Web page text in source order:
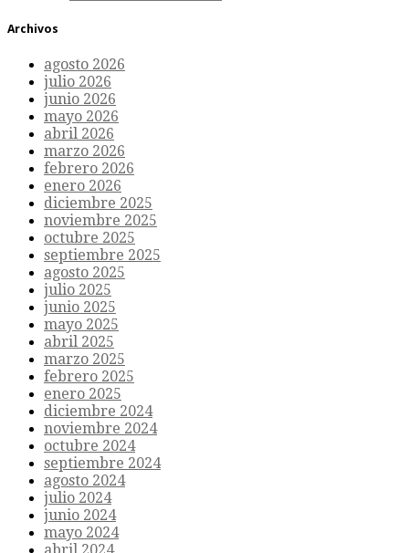
Archivos
agosto 2026
julio 2026
junio 2026
mayo 2026
abril 2026
marzo 2026
febrero 2026
enero 2026
diciembre 2025
noviembre 2025
octubre 2025
septiembre 2025
agosto 2025
julio 2025
junio 2025
mayo 2025
abril 2025
marzo 2025
febrero 2025
enero 2025
diciembre 2024
noviembre 2024
octubre 2024
septiembre 2024
agosto 2024
julio 2024
junio 2024
mayo 2024